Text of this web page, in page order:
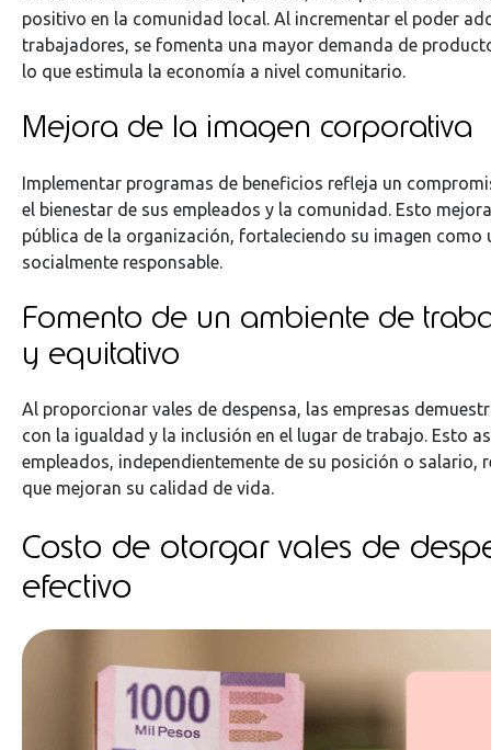
positivo en la comunidad local. Al incrementar el poder
trabajadores, se fomenta una mayor demanda de
lo que estimula la economía a nivel comunitario.
Mejora de la imagen corporativa
Implementar programas de beneficios refleja un
el bienestar de sus empleados y la comunidad. Esto
pública de la organización, fortaleciendo su imagen como
socialmente responsable.
Fomento de un ambiente de
y equitativo
Al proporcionar vales de despensa, las empresas
con la igualdad y la inclusión en el lugar de trabajo. Esto
empleados, independientemente de su posición o salario,
que mejoran su calidad de vida.
Costo de otorgar vales de
efectivo